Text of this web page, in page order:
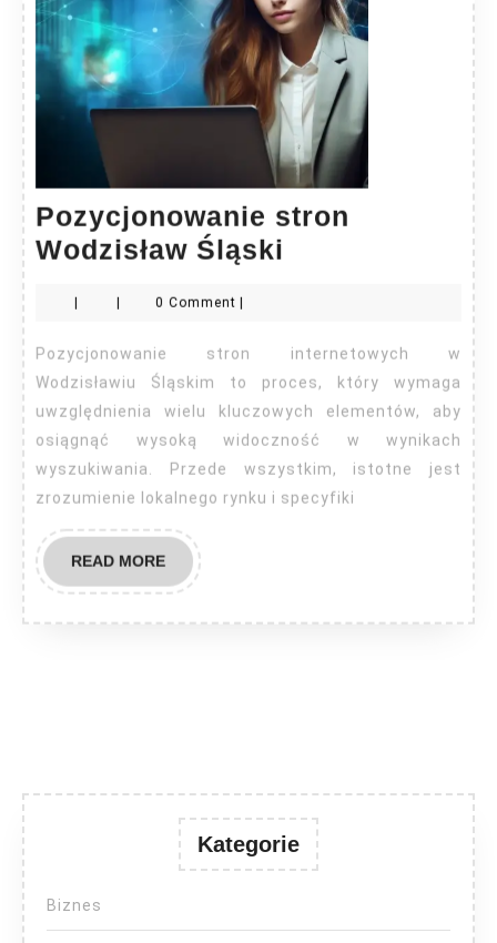
Pozycjonowanie stron
Wodzisław Śląski
Śląski
0 Comment
Pozycjonowanie stron internetowych w
Wodzisławiu Śląskim to proces, który wymaga
uwzględnienia wielu kluczowych elementów, aby
osiągnąć wysoką widoczność w wynikach
wyszukiwania. Przede wszystkim, istotne jest
zrozumienie lokalnego rynku i specyfiki
READ MOREREAD
MORE
Kategorie
Biznes